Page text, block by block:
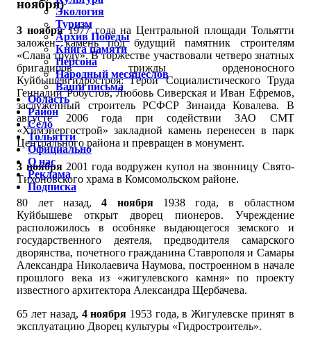
ноября)
3 ноября1977 года на Центральной площади Тольятти
заложен камень под будущий памятник строителям
«Слава труду». В торжестве участвовали четверо знатных
бригадиров трижды орденоносного
Куйбышевгидростроя: Герои Социалистического Труда
Геннадий Робустов, Любовь Сиверская и Иван Ефремов,
заслуженный строитель РСФСР Зинаида Ковалева. В
августе 2006 года при содействии ЗАО СМТ
«Химэнергострой» закладной камень перенесен в парк
Центрального района и превращен в монумент.
3 ноября2001 года водружен купол на звонницу Свято-
Тихоновского храма в Комсомольском районе.
80 лет назад,4 ноября1938 года, в областном
Куйбышеве открыт дворец пионеров. Учреждение
расположилось в особняке выдающегося земского и
государственного деятеля, предводителя самарского
дворянства, почетного гражданина Ставрополя и Самары
Александра Николаевича Наумова, построенном в начале
прошлого века из «жигулевского камня» по проекту
известного архитектора Александра Щербачева.
65 лет назад, 4 ноября 1953 года, в Жигулевске принят в
эксплуатацию Дворец культуры «Гидростроитель».
Экология
Туризм
Архив Победы
Книга памяти
Персона
Народный месяцеслов
Ваши письма
Область
Район
Село
Тольятти
Официально
О нас
Реклама
Подписка